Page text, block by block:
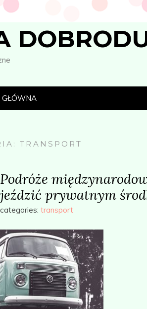
TRANSPORT
Podróże
jeździć prywatnym
categories: transport